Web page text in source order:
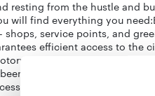
resting from the hustle and
will find everything you
shops, service points, and
efficient access to the
which greatly
designed with maximum
to the balcony – an ideal